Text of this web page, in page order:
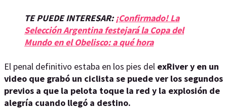
TE PUEDE INTERESAR:¡Confirmado! La
Selección Argentina festejará la Copa del
Mundo en el Obelisco: a qué hora
El penal definitivo estaba en los pies del exRiver y en un
video que grabó un ciclista se puede ver los segundos
previos a que la pelota toque la red y la explosión de
alegría cuando llegó a destino.